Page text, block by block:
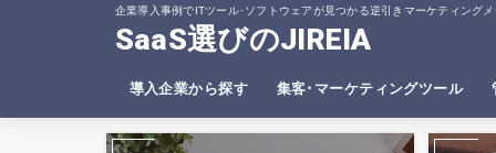
企業導入事例でITツール･ソフトウェアが見つかる逆引きマーケティング
SaaS選びのJIREIA
導入企業から探す 集客･マーケティングツール
SEO分析ツール
ヒートマップツール